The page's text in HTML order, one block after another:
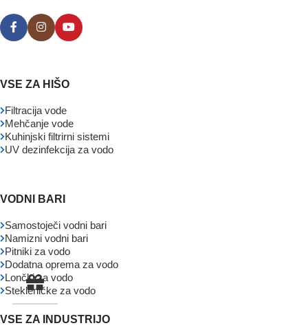
VSE ZA HIŠO
Filtracija vode
Mehčanje vode
Kuhinjski filtrirni sistemi
UV dezinfekcija za vodo
VODNI BARI
Samostoječi vodni bari
Namizni vodni bari
Pitniki za vodo
Dodatna oprema za vodo
Lončki za vodo
Stekleničke za vodo
VSE ZA INDUSTRIJO